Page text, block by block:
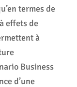
termes de
effets de
à
Business
d’une